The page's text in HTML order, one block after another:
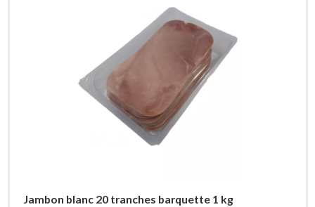
Jambon blanc 20 tranches barquette 1 kg